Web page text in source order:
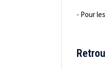
- Pour